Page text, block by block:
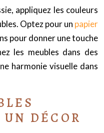
appliquez les couleurs
Optez pour un papier
pour donner une touche
les meubles dans des
harmonie visuelle dans
DÉCOR